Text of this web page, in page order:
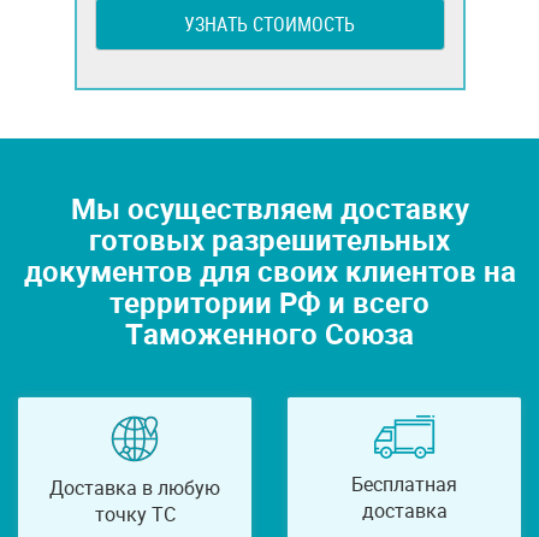
УЗНАТЬ СТОИМОСТЬ
Мы осуществляем доставку
готовых разрешительных
документов для своих клиентов на
территории РФ и всего
Таможенного Союза
Доставка в любую
точку ТС
Бесплатная
доставка